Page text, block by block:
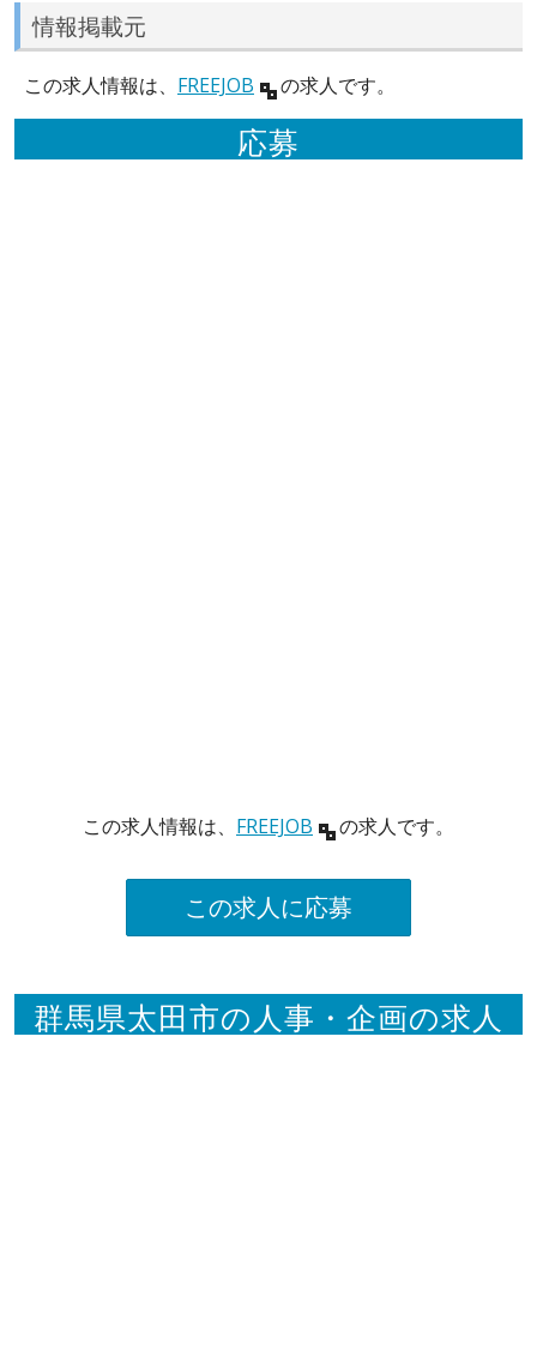
情報掲載元
この求人情報は、 FREEJOB の求人です。
応募
この求人情報は、 FREEJOB の求人です。
この求人に応募
群馬県太田市の人事・企画の求人